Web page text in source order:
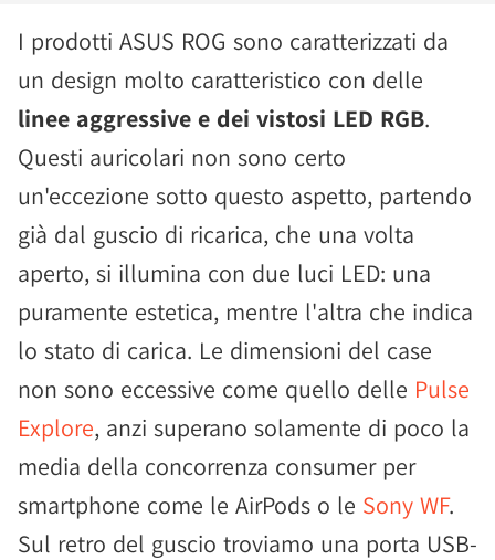
I prodotti ASUS ROG sono caratterizzati da
un design molto caratteristico con delle
linee aggressive e dei vistosi LED RGB.
Questi auricolari non sono certo
un'eccezione sotto questo aspetto, partendo
già dal guscio di ricarica, che una volta
aperto, si illumina con due luci LED: una
puramente estetica, mentre l'altra che indica
lo stato di carica. Le dimensioni del case
non sono eccessive come quello delle Pulse
Explore, anzi superano solamente di poco la
media della concorrenza consumer per
smartphone come le AirPods o le Sony WF.
Sul retro del guscio troviamo una porta USB-